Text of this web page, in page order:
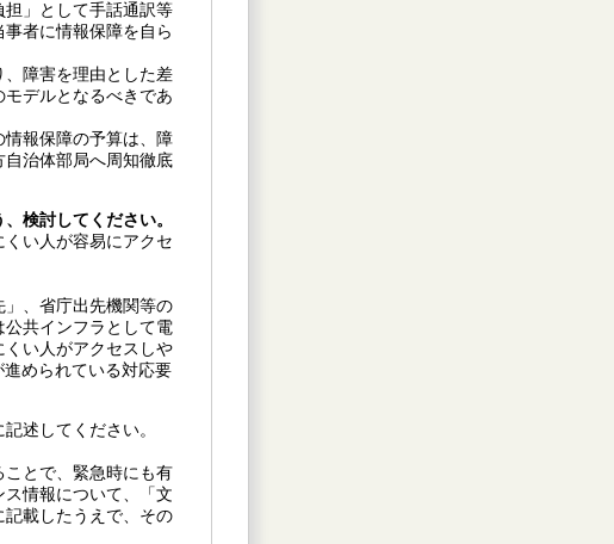
」として手話通訳等
者に情報保障を自ら
障害を理由とした差
デルとなるべきであ
報保障の予算は、障
治体部局へ周知徹底
検討してください。
くい人が容易にアクセ
、省庁出先機関等の
公共インフラとして電
い人がアクセスしや
められている対応要
述してください。
とで、緊急時にも有
情報について、「文
載したうえで、その